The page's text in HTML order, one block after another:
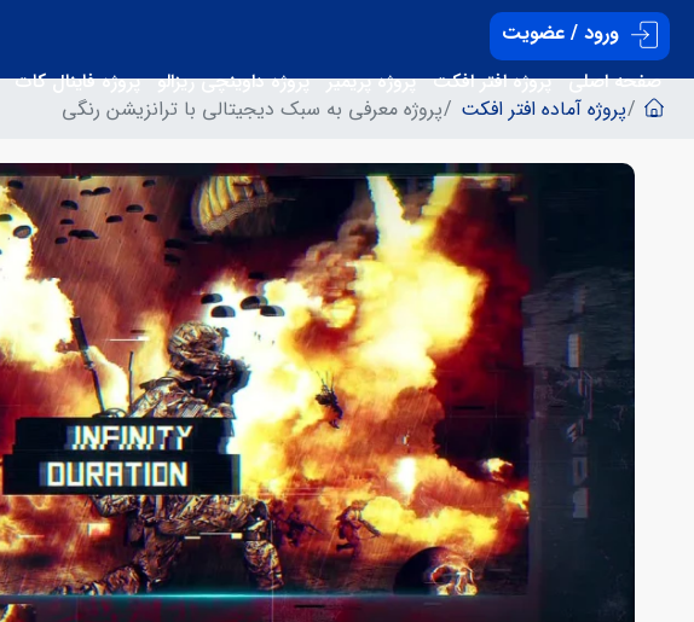
ورود / عضویت
صفحه اصلی پروژه افتر افکت پروژه پریمیر پروژه داوینچی ریزالو پروژه فاینال کات
پروژه آماده افتر افکت
پروژه معرفی به سبک دیجیتالی با ترانزیشن رنگی